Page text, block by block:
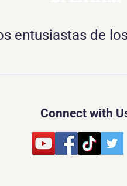
entusiastas de
Connect with